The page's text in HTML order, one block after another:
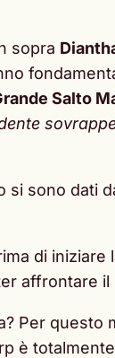
sopra
Salto
si sono dati
di iniziare
affrontare
Per questo
è